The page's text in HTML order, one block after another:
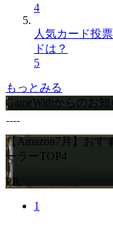
4
人気カード投
ドは？
5
もっとみる
GameWithからのお知
【Amazon7月】お
ーラーTOP4
PR
1